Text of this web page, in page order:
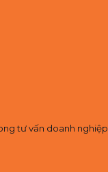
tư vấn doanh nghiệp